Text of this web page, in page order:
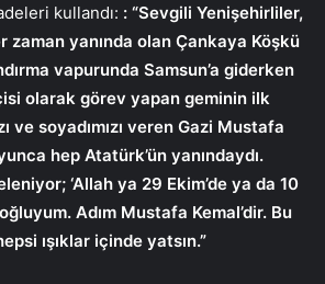
kullandı: : “Sevgili Yenişehirliler,
zaman yanında olan Çankaya Köşkü
vapurunda Samsun’a giderken
olarak görev yapan geminin ilk
ve soyadımızı veren Gazi Mustafa
hep Atatürk’ün yanındaydı.
‘Allah ya 29 Ekim’de ya da 10
Adım Mustafa Kemal’dir. Bu
ışıklar içinde yatsın.”